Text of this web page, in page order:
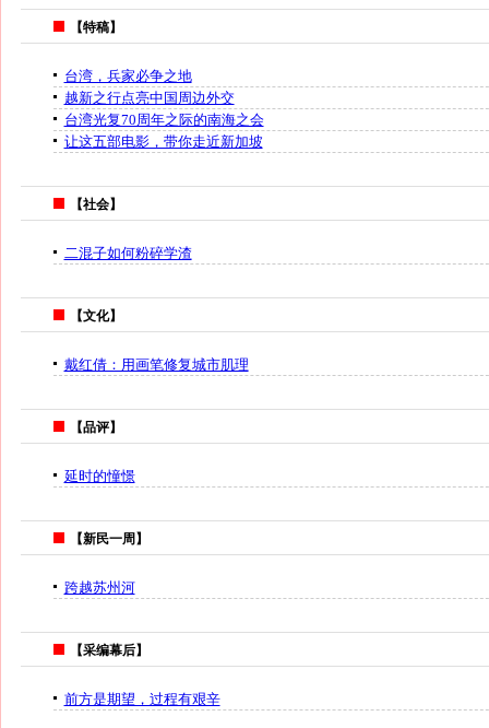
【特稿】
台湾，兵家必争之地
越新之行点亮中国周边外交
台湾光复70周年之际的南海之会
让这五部电影，带你走近新加坡
【社会】
二混子如何粉碎学渣
【文化】
戴红倩：用画笔修复城市肌理
【品评】
延时的憧憬
【新民一周】
跨越苏州河
【采编幕后】
前方是期望，过程有艰辛